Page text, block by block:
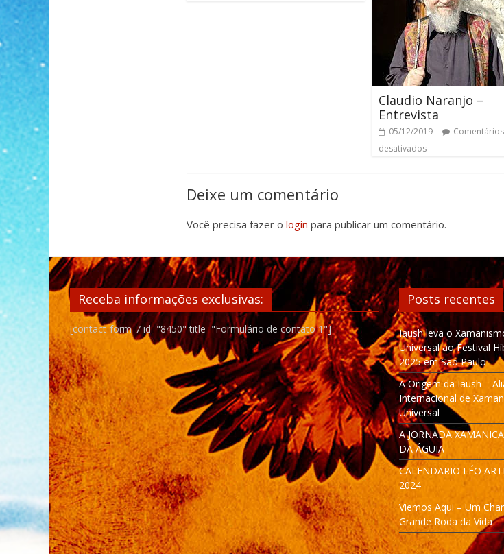
Claudio Naranjo –
Entrevista
05/12/2019
Comentários
desativados
Deixe um comentário
Você precisa fazer o login para publicar um comentário.
Receba informações exclusivas:
[contact-form-7 id="8450" title="Formulário de contato 1"]
Posts recentes
Iaush leva o
Universal ao Festival
2025 em São Paulo
A Origem da Iaush –
Internacional de
Universal
A JORNADA
DA ÁGUIA
CALENDARIO LÉO
2024
Viemos Aqui – Um
Grande Roda da Vida